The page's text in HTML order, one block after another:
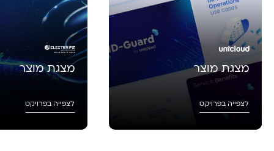
מצגת מוצר
לצפייה בפרויקט
מצגת מוצר
לצפייה בפרויקט